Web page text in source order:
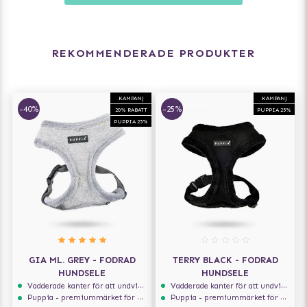
- XL: ca 15-20 kg - Staffordshire Bullterrier
REKOMMENDERADE PRODUKTER
KAMPANJ
20% RABATT
PUPPIA 25%
-40%
GIA ML. GREY - FODRAD
HUNDSELE
Vadderade kanter för att undvika skav
Puppia - premiummärket för hundselar
KAMPANJ
PUPPIA 25%
-25%
TERRY BLACK - FODRAD
HUNDSELE
Vadderade kanter för att undvika skav
Puppia - premiummärket för hundselar